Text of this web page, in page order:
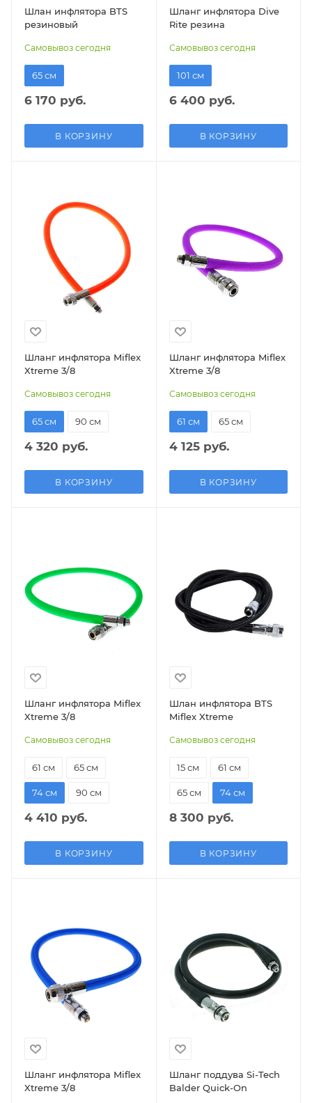
Шлан инфлятора BTS
резиновый
Самовывоз сегодня
65 см
6 170 руб.
В КОРЗИНУ
Шланг инфлятора Dive
Rite резина
Самовывоз сегодня
101 см
6 400 руб.
В КОРЗИНУ
Шланг инфлятора Miflex
Xtreme 3/8
Самовывоз сегодня
65 см 90 см
4 320 руб.
В КОРЗИНУ
Шланг инфлятора Miflex
Xtreme 3/8
Самовывоз сегодня
61 см 65 см
4 125 руб.
В КОРЗИНУ
Шланг инфлятора Miflex
Xtreme 3/8
Самовывоз сегодня
61 см 65 см
74 см 90 см
4 410 руб.
В КОРЗИНУ
Шлан инфлятора BTS
Miflex Xtreme
Самовывоз сегодня
15 см 61 см
65 см 74 см
8 300 руб.
В КОРЗИНУ
Шланг инфлятора Miflex
Xtreme 3/8
Шланг поддува Si-Tech
Balder Quick-On